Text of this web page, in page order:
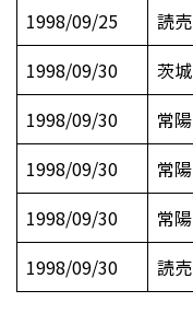
1998/09/25
読売
1998/09/30
茨城
1998/09/30
常陽
1998/09/30
常陽
1998/09/30
常陽
1998/09/30
読売